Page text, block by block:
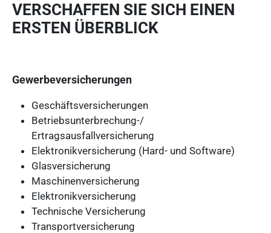
VERSCHAFFEN SIE SICH EINEN
ERSTEN ÜBERBLICK
Gewerbeversicherungen
Geschäftsversicherungen
Betriebsunterbrechung-/
Ertragsausfallversicherung
Elektronikversicherung (Hard- und Software)
Glasversicherung
Maschinenversicherung
Elektronikversicherung
Technische Versicherung
Transportversicherung